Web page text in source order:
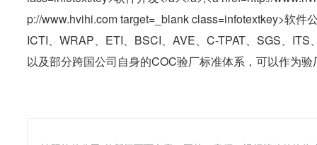
ICTI、WRAP、ETI、BSCI、AVE、C-TPAT、SGS、
以及部分跨国公司自身的COC验厂标准体系，可以作为